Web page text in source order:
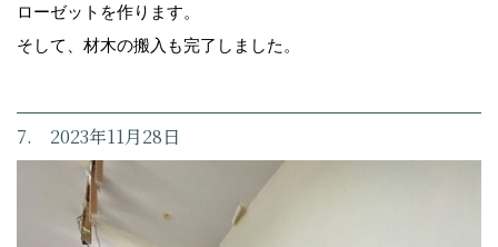
ローゼットを作ります。
そして、材木の搬入も完了しました。
7. 2023年11月28日